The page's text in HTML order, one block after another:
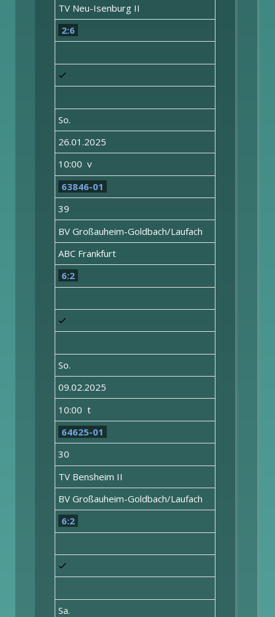
TV Neu-Isenburg II
2:6
So.
26.01.2025
10:00 v
63846-01
39
BV Großauheim-Goldbach/Laufach
ABC Frankfurt
6:2
So.
09.02.2025
10:00 t
64625-01
30
TV Bensheim II
BV Großauheim-Goldbach/Laufach
6:2
Sa.